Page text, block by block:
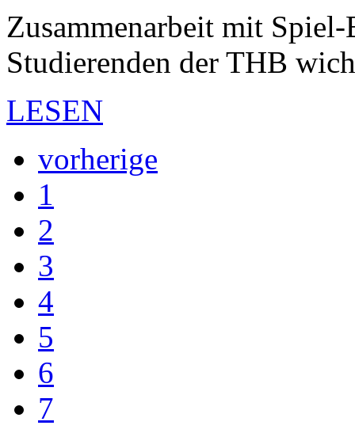
Zusammenarbeit mit
Studierenden der THB
LESEN
vorherige
1
2
3
4
5
6
7